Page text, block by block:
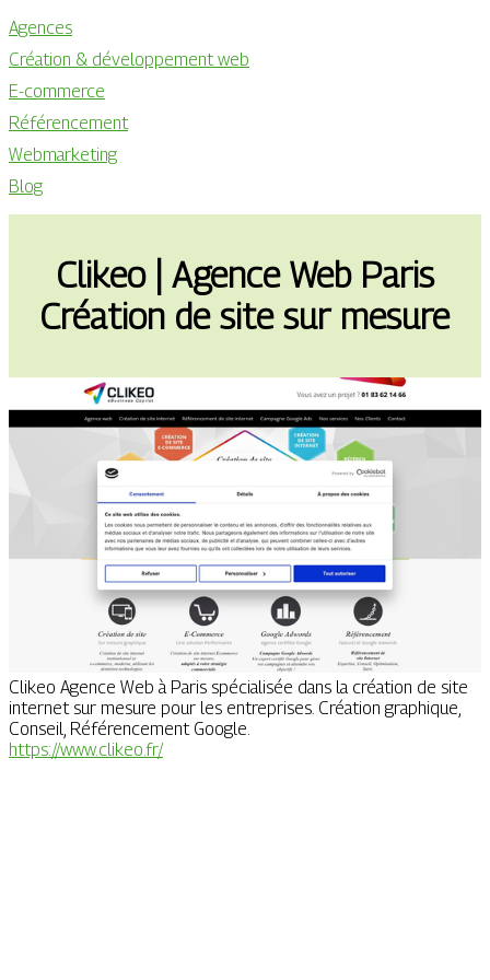
Agences
Création & développement web
E-commerce
Référencement
Webmarketing
Blog
Clikeo | Agence Web Paris
Création de site sur mesure
Clikeo Agence Web à Paris spécialisée dans la création de site
internet sur mesure pour les entreprises. Création graphique,
Conseil, Référencement Google.
https://www.clikeo.fr/